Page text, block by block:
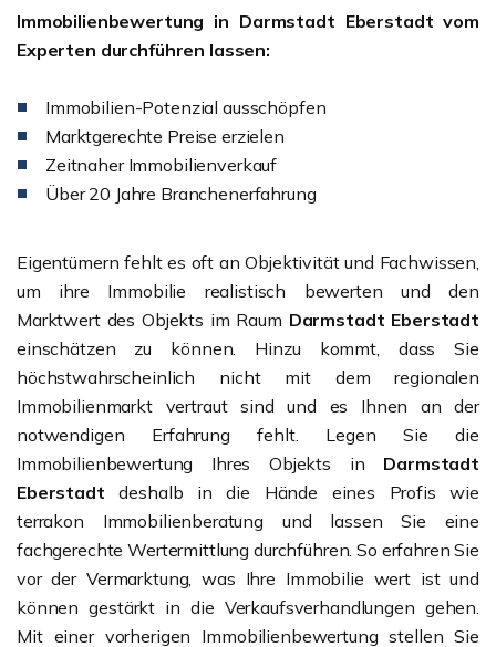
Immobilienbewertung in Darmstadt Eberstadt vom
Experten durchführen lassen:
Immobilien-Potenzial ausschöpfen
Marktgerechte Preise erzielen
Zeitnaher Immobilienverkauf
Über 20 Jahre Branchenerfahrung
Eigentümern fehlt es oft an Objektivität und Fachwissen,
um ihre Immobilie realistisch bewerten und den
Marktwert des Objekts im Raum Darmstadt Eberstadt
einschätzen zu können. Hinzu kommt, dass Sie
höchstwahrscheinlich nicht mit dem regionalen
Immobilienmarkt vertraut sind und es Ihnen an der
notwendigen Erfahrung fehlt. Legen Sie die
Immobilienbewertung Ihres Objekts in Darmstadt
Eberstadt deshalb in die Hände eines Profis wie
terrakon Immobilienberatung und lassen Sie eine
fachgerechte Wertermittlung durchführen. So erfahren Sie
vor der Vermarktung, was Ihre Immobilie wert ist und
können gestärkt in die Verkaufsverhandlungen gehen.
Mit einer vorherigen Immobilienbewertung stellen Sie